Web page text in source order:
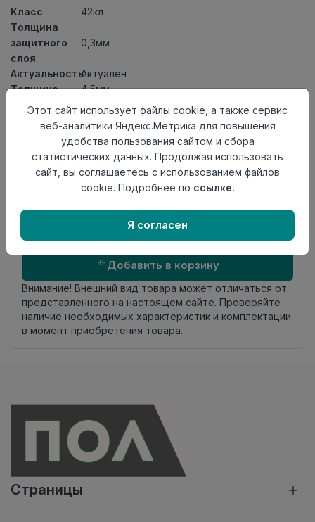
Класс
42кл
Толщина
защитного
слоя
0,3мм
АктуальностьАктуален
Толщина
4,5мм
Размер
640x128мм
до +27 градусов
укладки
Замковый метод
происхождения
Осталось41 упак
Добавить в корзину
Внимание! Внешний вид товара может отличаться от
представленного на настоящем сайте. Проверяйте
наличие необходимых характеристик и комплектации
в момент приобретения товара.
Страницы
Этот сайт использует файлы cookie, а также сервис
веб-аналитики Яндекс.Метрика для повышения
удобства пользования сайтом и сбора
статистических данных. Продолжая использовать
сайт, вы соглашаетесь с использованием файлов
cookie. Подробнее по ссылке.
Я согласен